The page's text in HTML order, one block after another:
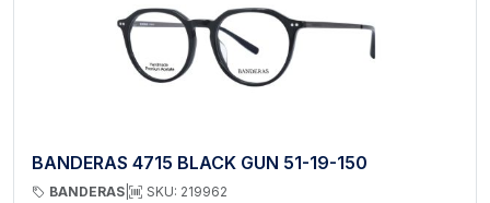
BANDERAS 4715 BLACK GUN 51-19-150
BANDERAS SKU: 219962